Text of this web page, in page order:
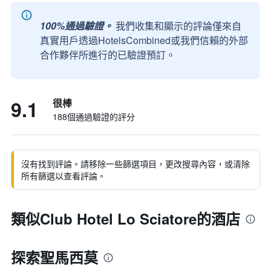
100%通過驗證。 我們收集和顯示的評論僅來自
真實用戶透過HotelsCombined或我們信賴的外部
合作夥伴所進行的已驗證預訂。
9.1 很棒
188個通過驗證的評分
沒有找到評論。請移除一些篩選項目，更改搜尋內容，或清除
所有篩選以查看評論。
類似Club Hotel Lo Sciatore的酒店
探索聖馬西莫